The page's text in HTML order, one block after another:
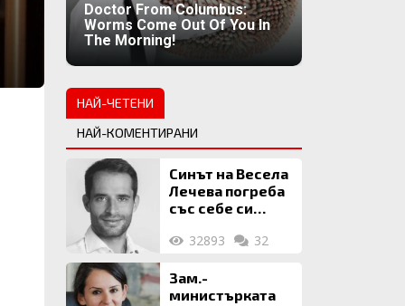
Doctor From Columbus:
Worms Come Out Of You In
The Morning!
НАЙ-ЧЕТЕНИ
НАЙ-КОМЕНТИРАНИ
Синът на Весела
Лечева погреба
със себе си
млн. евро
32893 32
Зам.-
министърката